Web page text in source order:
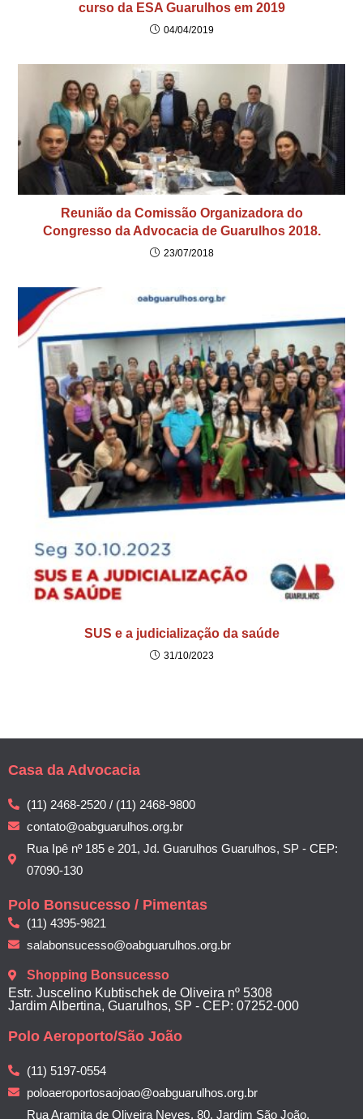
curso da ESA Guarulhos em 2019
04/04/2019
Reunião da Comissão Organizadora do
Congresso da Advocacia de Guarulhos 2018.
23/07/2018
SUS e a judicialização da saúde
31/10/2023
Casa da Advocacia
(11) 2468-2520 / (11) 2468-9800
contato@oabguarulhos.org.br
Rua Ipê nº 185 e 201, Jd. Guarulhos Guarulhos, SP - CEP:
07090-130
Polo Bonsucesso / Pimentas
(11) 4395-9821
salabonsucesso@oabguarulhos.org.br
Shopping Bonsucesso
Estr. Juscelino Kubtischek de Oliveira nº 5308
Jardim Albertina, Guarulhos, SP - CEP: 07252-000
Polo Aeroporto/São João
(11) 5197-0554
poloaeroportosaojoao@oabguarulhos.org.br
Rua Aramita de Oliveira Neves, 80, Jardim São João,